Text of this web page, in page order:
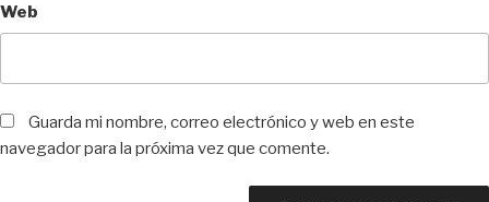
Web
Guarda mi nombre, correo electrónico y web en este
navegador para la próxima vez que comente.